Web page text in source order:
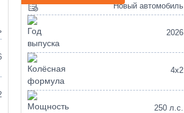
Новый автомобиль
2026
4х2
250 л.с.